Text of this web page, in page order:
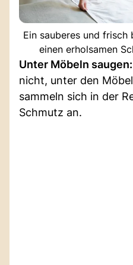
Ein sauberes und
einen erholsamen
Unter Möbeln saugen:
nicht, unter den
sammeln sich in der
Schmutz an.